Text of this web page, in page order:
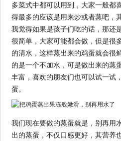
多菜式中都可以用到，大家一般都
得最多的应该是用来炒或者蒸吧，
我觉得如果是孩子们吃的话，那还
很简单，大家可能都会做，但是很
的清水，这样蒸出来的鸡蛋就会很
的是一个不加水，可是做出来的蒸
丰富，喜欢的朋友们也可以试一试
蛋。
我们现在要做的蒸蛋就是，别再用
出的蒸蛋，不仅口感更好，其营养